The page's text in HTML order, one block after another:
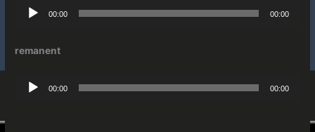
Odtwarzacz
plików
00:00 00:00
remanent
Odtwarzacz
plików
00:00 00:00